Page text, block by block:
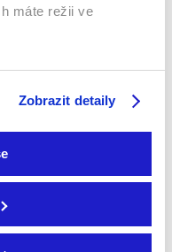
máte režii ve
Zobrazit detaily
jde odkudkoliv
zařízeních.